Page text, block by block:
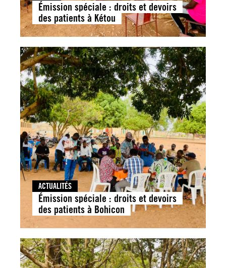
Émission spéciale : droits et devoirs
des patients à Kétou
ACTUALITÉS
Émission spéciale : droits et devoirs
des patients à Bohicon